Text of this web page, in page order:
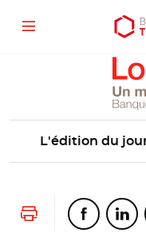
Aller
Aller
Ouvrir
d'accessibilité
Menu
Localtis
L'édition du
Lancer l'impression
Partager